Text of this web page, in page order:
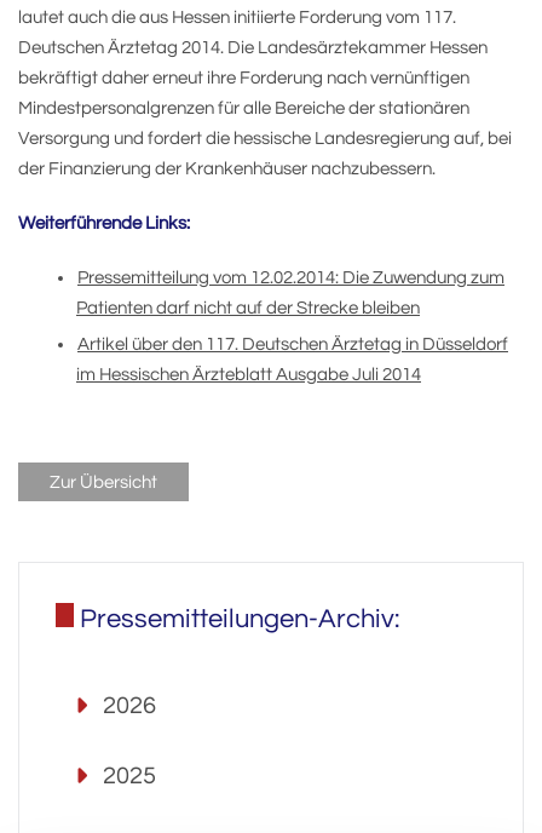
lautet auch die aus Hessen initiierte Forderung vom 117.
Deutschen Ärztetag 2014. Die Landesärztekammer Hessen
bekräftigt daher erneut ihre Forderung nach vernünftigen
Mindestpersonalgrenzen für alle Bereiche der stationären
Versorgung und fordert die hessische Landesregierung auf, bei
der Finanzierung der Krankenhäuser nachzubessern.
Weiterführende Links:
Pressemitteilung vom 12.02.2014: Die Zuwendung zum
Patienten darf nicht auf der Strecke bleiben
Artikel über den 117. Deutschen Ärztetag in Düsseldorf
im Hessischen Ärzteblatt Ausgabe Juli 2014
Zur Übersicht
Pressemitteilungen-Archiv:
2026
2025